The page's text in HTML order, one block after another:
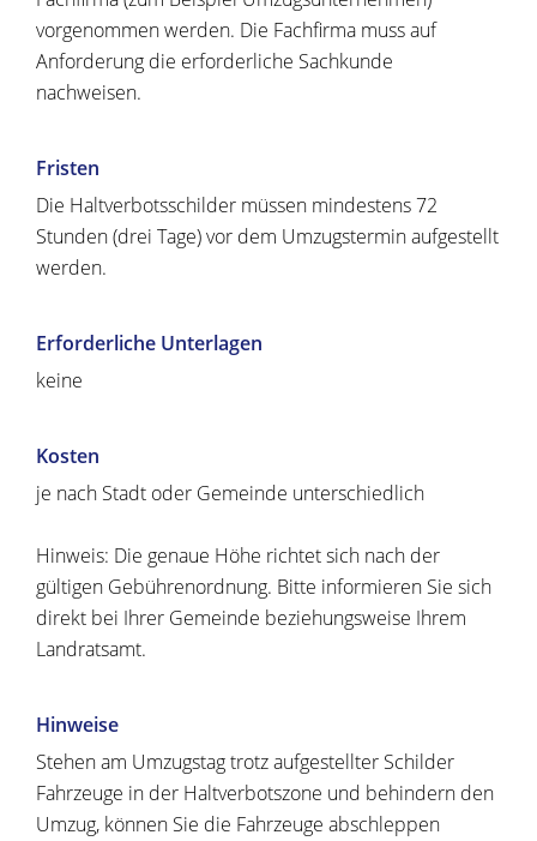
vorgenommen werden. Die Fachfirma muss auf
Anforderung die erforderliche Sachkunde
nachweisen.
Fristen
Die Haltverbotsschilder müssen mindestens 72
Stunden (drei Tage) vor dem Umzugstermin aufgestellt
werden.
Erforderliche Unterlagen
keine
Kosten
je nach Stadt oder Gemeinde unterschiedlich
Hinweis: Die genaue Höhe richtet sich nach der
gültigen Gebührenordnung. Bitte informieren Sie sich
direkt bei Ihrer Gemeinde beziehungsweise Ihrem
Landratsamt.
Hinweise
Stehen am Umzugstag trotz aufgestellter Schilder
Fahrzeuge in der Haltverbotszone und behindern den
Umzug, können Sie die Fahrzeuge abschleppen